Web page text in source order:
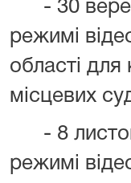
- 30
режимі
області для
місцевих
- 8
режимі